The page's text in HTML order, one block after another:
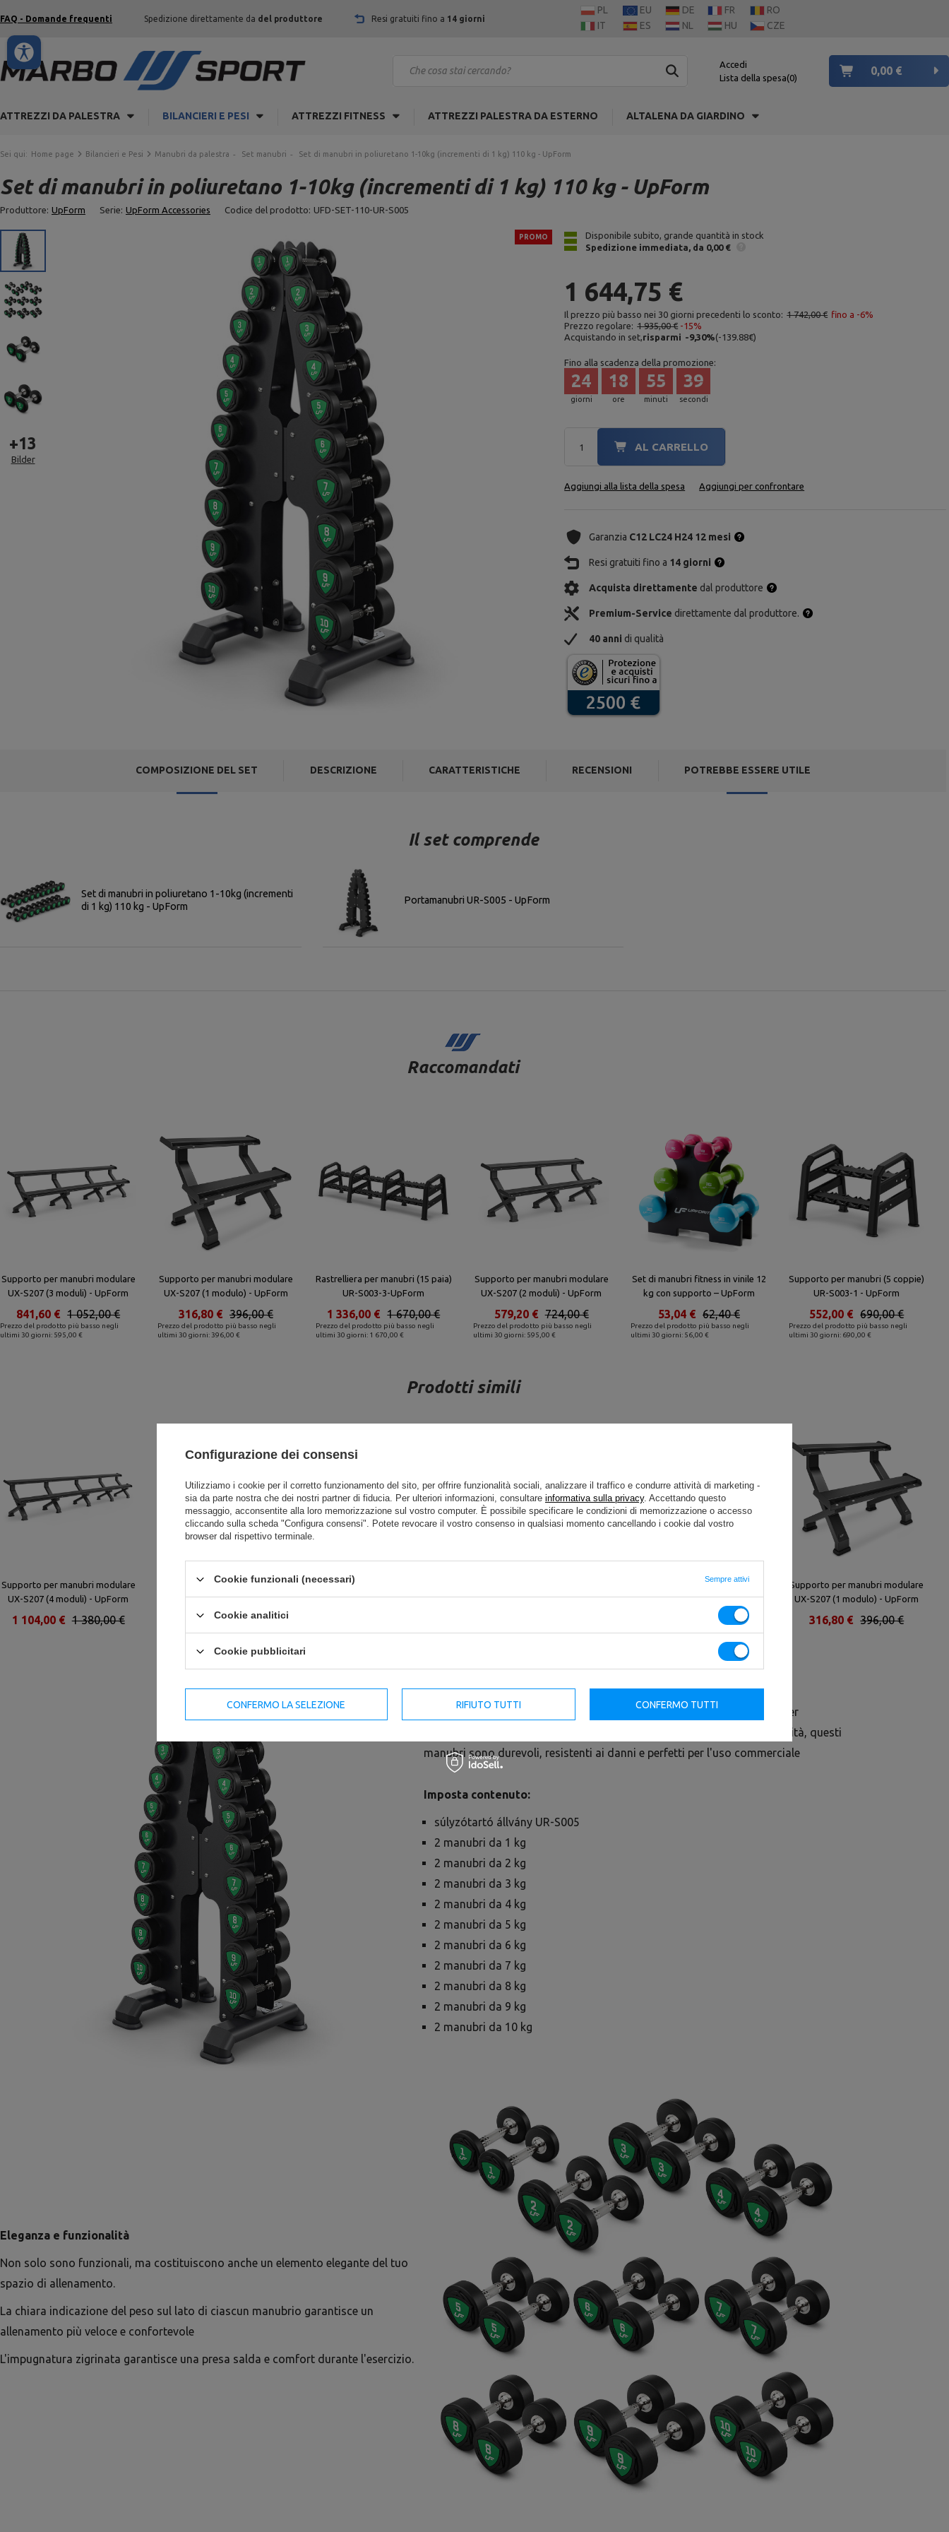
FAQ - Domande frequenti Spedizione direttamente da del produttore Resi gratuiti fino a 14 giorni
PL EU DE FR
RO
IT
ES NL HU CZE
Accedi
Lista della spesa 0
0,00 €
ATTREZZI DA PALESTRA BILANCIERI E PESI ATTREZZI FITNESS ATTREZZI PALESTRA DA ESTERNO ALTALENA DA GIARDINO
Sei qui: Home page Bilancieri e Pesi Manubri da palestra Set manubri Set di manubri in poliuretano 1-10kg (incrementi di 1 kg) 110 kg - UpForm
Set di manubri in poliuretano 1-10kg (incrementi di 1 kg) 110 kg - UpForm
Produttore: UpForm Serie: UpForm Accessories Codice del prodotto: UFD-SET-110-UR-S005
+13
Bilder
PROMO
Disponibile subito, grande quantità in stock
Spedizione immediata da 0,00 €
1 644,75 €
Il prezzo più basso nei 30 giorni precedenti lo sconto: 1 742,00 € fino a -6%
Prezzo regolare: 1 935,00 € -15%
Acquistando in set,risparmi -9,30%(-139.88€)
Fino alla scadenza della promozione:
giorni
24
ore
18
minuti
55
secondi
38
AL CARRELLO
Aggiungi alla lista della spesa Aggiungi per confrontare
Garanzia C12 LC24 H24 12 mesi
Resi gratuiti fino a 14 giorni
Acquista direttamente dal produttore
Premium-Service direttamente dal produttore.
40 anni di qualità
COMPOSIZIONE DEL SET DESCRIZIONE CARATTERISTICHE RECENSIONI POTREBBE ESSERE UTILE
Il set comprende
Set di manubri in poliuretano 1-10kg (incrementi
di 1 kg) 110 kg - UpForm
Portamanubri UR-S005 - UpForm
Raccomandati
Supporto per manubri modulare
UX-S207 (3 moduli) - UpForm
Prezzo del prodotto più basso negli
ultimi 30 giorni: 595,00 €
1 052,00 €
841,60 €
Supporto per manubri modulare
UX-S207 (1 modulo) - UpForm
Prezzo del prodotto più basso negli
ultimi 30 giorni: 396,00 €
396,00 €
316,80 €
Rastrelliera per manubri (15 paia)
UR-S003-3-UpForm
Prezzo del prodotto più basso negli
ultimi 30 giorni: 1 670,00 €
1 670,00 €
1 336,00 €
Supporto per manubri modulare
UX-S207 (2 moduli) - UpForm
Prezzo del prodotto più basso negli
ultimi 30 giorni: 595,00 €
724,00 €
579,20 €
Set di manubri fitness in vinile 12
kg con supporto – UpForm
Prezzo del prodotto più basso negli
ultimi 30 giorni: 56,00 €
62,40 €
53,04 €
Supporto per manubri (5 coppie)
UR-S003-1 - UpForm
Prezzo del prodotto più basso negli
ultimi 30 giorni: 690,00 €
690,00 €
552,00 €
Prodotti simili
Supporto per manubri modulare
UX-S207 (4 moduli) - UpForm
1 380,00 €
1 104,00 €
Supporto per manubri (5 coppie)
UR-S003-1 - UpForm
690,00 €
552,00 €
Portamanubri UR-S005 -
UpForm
UX-S207 (3 moduli) - UpForm
Rastrelliera per manubri (15 paia)
UR-S003-3-UpForm
1 670,00 €
Supporto per manubri modulare
UX-S207 (1 modulo) - UpForm
396,00 €
316,80 €
Il set UpForm di manubri fissi in poliuretano è uno strumento perfetto per
l'allenamento della forza. Realizzati in plastica poliuretanica di alta qualità, questi
manubri sono durevoli, resistenti ai danni e perfetti per l'uso commerciale
Imposta contenuto:
súlyzótartó állvány UR-S005
2 manubri da 1 kg
2 manubri da 2 kg
2 manubri da 3 kg
2 manubri da 4 kg
2 manubri da 5 kg
2 manubri da 6 kg
2 manubri da 7 kg
2 manubri da 8 kg
2 manubri da 9 kg
2 manubri da 10 kg
Eleganza e funzionalità
Non solo sono funzionali, ma costituiscono anche un elemento elegante del tuo
spazio di allenamento.
La chiara indicazione del peso sul lato di ciascun manubrio garantisce un
allenamento più veloce e confortevole
L'impugnatura zigrinata garantisce una presa salda e comfort durante l'esercizio.
Configurazione dei consensi
Utilizziamo i cookie per il corretto funzionamento del sito, per offrire funzionalità sociali, analizzare il traffico e condurre attività di marketing -
sia da parte nostra che dei nostri partner di fiducia. Per ulteriori informazioni, consultare informativa sulla privacy. Accettando questo
messaggio, acconsentite alla loro memorizzazione sul vostro computer. È possibile specificare le condizioni di memorizzazione o accesso
cliccando sulla scheda "Configura consensi". Potete revocare il vostro consenso in qualsiasi momento cancellando i cookie dal vostro
browser dal rispettivo terminale.
Cookie funzionali (necessari) Sempre attivi
Cookie analitici
Cookie pubblicitari
CONFERMO LA SELEZIONE RIFIUTO TUTTI CONFERMO TUTTI